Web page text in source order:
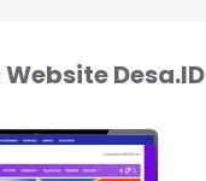
Desa.ID